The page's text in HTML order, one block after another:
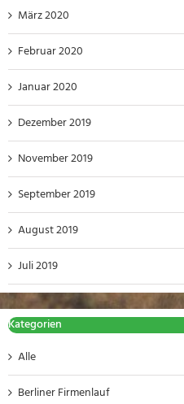
März 2020
Februar 2020
Januar 2020
Dezember 2019
November 2019
September 2019
August 2019
Juli 2019
Kategorien
Alle
Berliner Firmenlauf